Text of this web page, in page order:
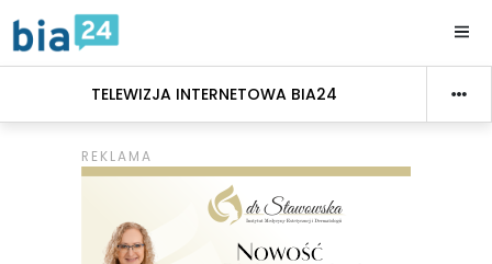
TELEWIZJA INTERNETOWA BIA24